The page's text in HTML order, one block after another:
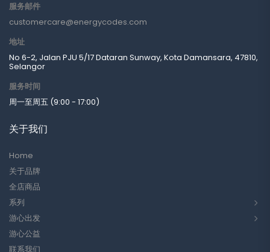
服务邮件
customercare@energycodes.com
地址
No 6-2, Jalan PJU 5/17 Dataran Sunway, Kota Damansara, 47810,
Selangor
服务时间
周一至周五 (9:00 - 17:00)
关于我们
Home
关于品牌
全店商品
系列
游心出发
游心公益
联系我们